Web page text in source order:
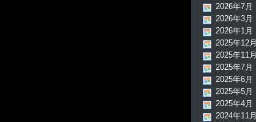
2026年7月
2026年3月
2026年1月
2025年12月
2025年11月
2025年7月
2025年6月
2025年5月
2025年4月
2024年11月